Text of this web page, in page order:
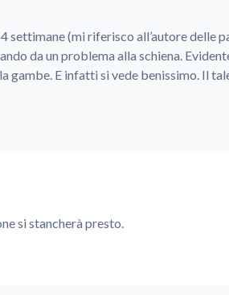
settimane (mi riferisco all’autore delle
da un problema alla schiena.
gambe. E infatti si vede benissimo. Il
si stancherà presto.